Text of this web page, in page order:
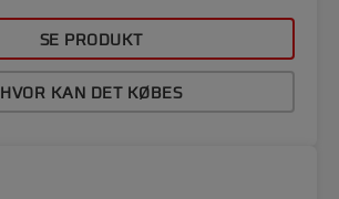
SE PRODUKT
HVOR KAN DET KØBES